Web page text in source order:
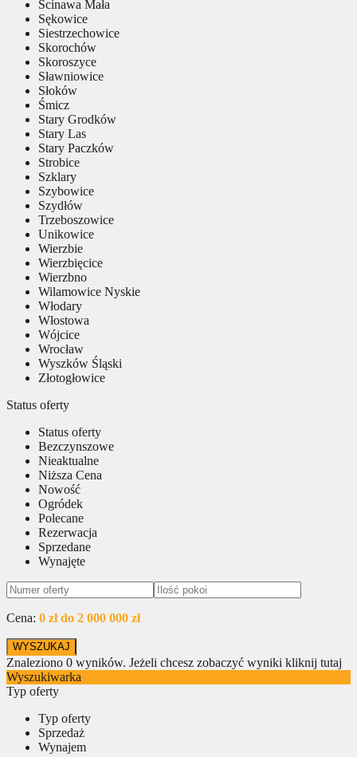
Ścinawa Mała
Sękowice
Siestrzechowice
Skorochów
Skoroszyce
Sławniowice
Słoków
Śmicz
Stary Grodków
Stary Las
Stary Paczków
Strobice
Szklary
Szybowice
Szydłów
Trzeboszowice
Unikowice
Wierzbie
Wierzbięcice
Wierzbno
Wilamowice Nyskie
Włodary
Włostowa
Wójcice
Wrocław
Wyszków Śląski
Złotogłowice
Status oferty
Status oferty
Bezczynszowe
Nieaktualne
Niższa Cena
Nowość
Ogródek
Polecane
Rezerwacja
Sprzedane
Wynajęte
Cena: 0 zł do 2 000 000 zł
Znaleziono 0 wyników. Jeżeli chcesz zobaczyć wyniki kliknij tutaj
Wyszukiwarka
Typ oferty
Typ oferty
Sprzedaż
Wynajem